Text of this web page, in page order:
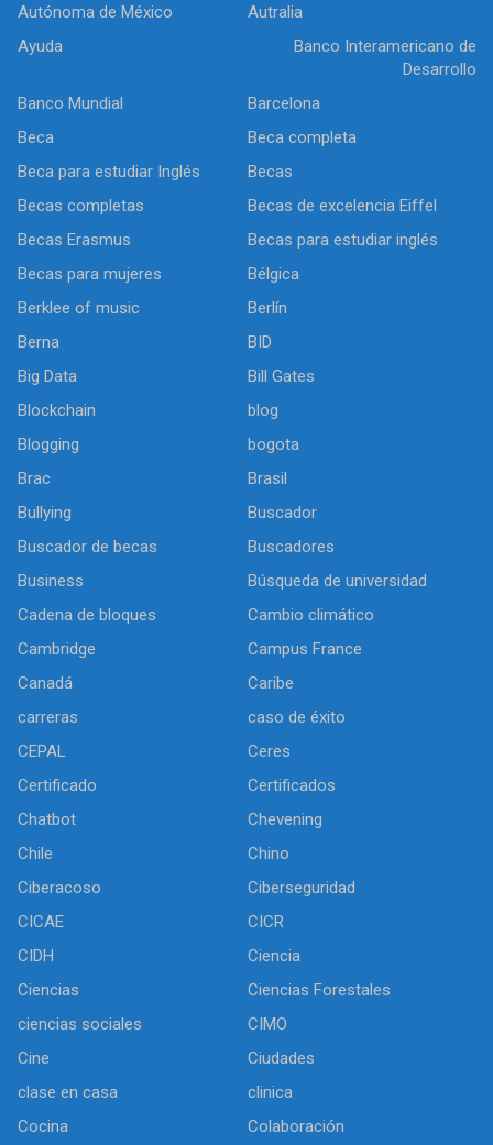
Autónoma de México
Autralia
Ayuda
Banco Interamericano de
Desarrollo
Banco Mundial
Barcelona
Beca
Beca completa
Beca para estudiar Inglés
Becas
Becas completas
Becas de excelencia Eiffel
Becas Erasmus
Becas para estudiar inglés
Becas para mujeres
Bélgica
Berklee of music
Berlín
Berna
BID
Big Data
Bill Gates
Blockchain
blog
Blogging
bogota
Brac
Brasil
Bullying
Buscador
Buscador de becas
Buscadores
Business
Búsqueda de universidad
Cadena de bloques
Cambio climático
Cambridge
Campus France
Canadá
Caribe
carreras
caso de éxito
CEPAL
Ceres
Certificado
Certificados
Chatbot
Chevening
Chile
Chino
Ciberacoso
Ciberseguridad
CICAE
CICR
CIDH
Ciencia
Ciencias
Ciencias Forestales
ciencias sociales
CIMO
Cine
Ciudades
clase en casa
clinica
Cocina
Colaboración